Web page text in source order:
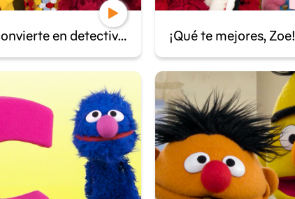
Wes se convierte en detective de perspectivas ¡Qué te mejores, Zoe!